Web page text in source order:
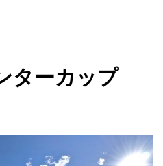
ターカップ